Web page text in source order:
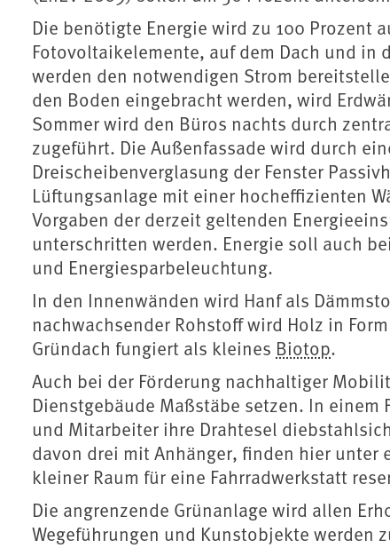
Die benötigte Energie wird zu 100 Prozent
Fotovoltaikelemente, auf dem Dach und in
werden den notwendigen Strom
den Boden eingebracht werden, wird
Sommer wird den Büros nachts durch
zugeführt. Die Außenfassade wird durch
Dreischeibenverglasung der Fenster
Lüftungsanlage mit einer hocheffizienten
Vorgaben der derzeit geltenden
unterschritten werden. Energie soll auch
und Energiesparbeleuchtung.
In den Innenwänden wird Hanf als
nachwachsender Rohstoff wird Holz in
Gründach fungiert als kleines Biotop.
Auch bei der Förderung nachhaltiger
Dienstgebäude Maßstäbe setzen. In
und Mitarbeiter ihre Drahtesel
davon drei mit Anhänger, finden hier unter
kleiner Raum für eine Fahrradwerkstatt
Die angrenzende Grünanlage wird allen
Wegeführungen und Kunstobjekte werden